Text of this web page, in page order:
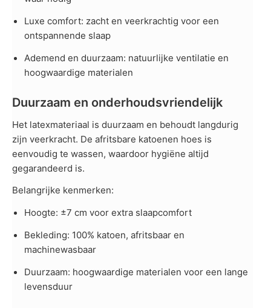
Luxe comfort: zacht en veerkrachtig voor een
ontspannende slaap
Ademend en duurzaam: natuurlijke ventilatie en
hoogwaardige materialen
Duurzaam en onderhoudsvriendelijk
Het latexmateriaal is duurzaam en behoudt langdurig
zijn veerkracht. De afritsbare katoenen hoes is
eenvoudig te wassen, waardoor hygiëne altijd
gegarandeerd is.
Belangrijke kenmerken:
Hoogte: ±7 cm voor extra slaapcomfort
Bekleding: 100% katoen, afritsbaar en
machinewasbaar
Duurzaam: hoogwaardige materialen voor een lange
levensduur